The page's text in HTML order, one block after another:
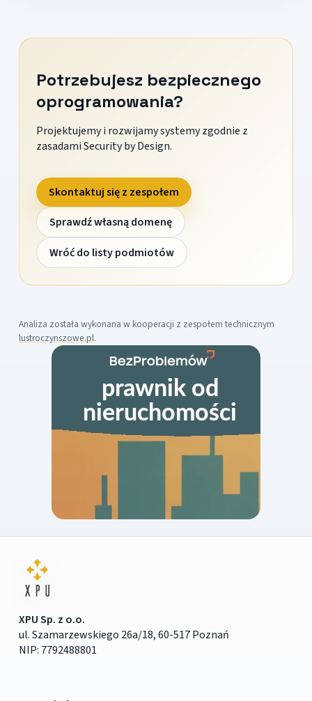
Potrzebujesz bezpiecznego
oprogramowania?
Projektujemy i rozwijamy systemy zgodnie z
zasadami Security by Design.
Skontaktuj się z zespołem
Sprawdź własną domenę
Wróć do listy podmiotów
Analiza została wykonana w kooperacji z zespołem technicznym
lustroczynszowe.pl.
XPU Sp. z o.o.
ul. Szamarzewskiego 26a/18, 60-517 Poznań
NIP: 7792488801